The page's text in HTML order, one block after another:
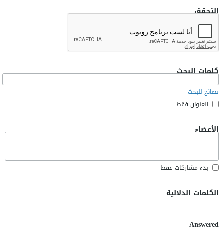
التحقق
كلمات البحث
نصائح للبحث
العنوان فقط
الأعضاء
بدء مشاركات فقط
الكلمات الدلالية
Answered